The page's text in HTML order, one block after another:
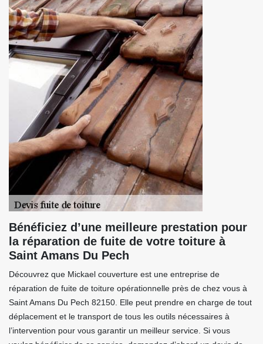
Bénéficiez d’une meilleure prestation pour
la réparation de fuite de votre toiture à
Saint Amans Du Pech
Découvrez que Mickael couverture est une entreprise de
réparation de fuite de toiture opérationnelle près de chez vous à
Saint Amans Du Pech 82150. Elle peut prendre en charge de tout
déplacement et le transport de tous les outils nécessaires à
l’intervention pour vous garantir un meilleur service. Si vous